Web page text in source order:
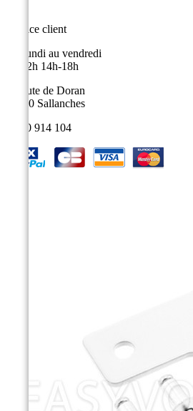
Service client
Du lundi au vendredi
9h-12h 14h-18h
9, route de Doran
74700 Sallanches
04 50 914 104